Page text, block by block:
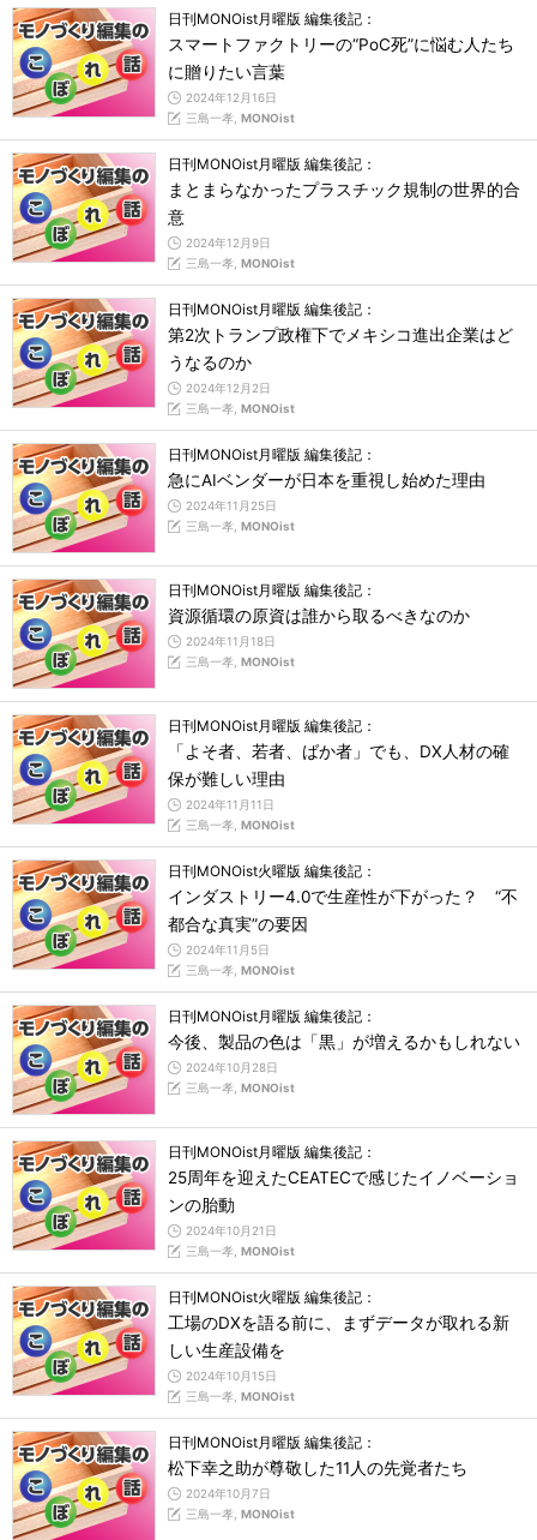
日刊MONOist月曜版 編集後記：
スマートファクトリーの“PoC死”に悩む人たち
に贈りたい言葉
2024年12月16日
三島一孝, MONOist
日刊MONOist月曜版 編集後記：
まとまらなかったプラスチック規制の世界的合
意
2024年12月9日
三島一孝, MONOist
日刊MONOist月曜版 編集後記：
第2次トランプ政権下でメキシコ進出企業はど
うなるのか
2024年12月2日
三島一孝, MONOist
日刊MONOist月曜版 編集後記：
急にAIベンダーが日本を重視し始めた理由
2024年11月25日
三島一孝, MONOist
日刊MONOist月曜版 編集後記：
資源循環の原資は誰から取るべきなのか
2024年11月18日
三島一孝, MONOist
日刊MONOist月曜版 編集後記：
「よそ者、若者、ばか者」でも、DX人材の確
保が難しい理由
2024年11月11日
三島一孝, MONOist
日刊MONOist火曜版 編集後記：
インダストリー4.0で生産性が下がった？ “不
都合な真実”の要因
2024年11月5日
三島一孝, MONOist
日刊MONOist月曜版 編集後記：
今後、製品の色は「黒」が増えるかもしれない
2024年10月28日
三島一孝, MONOist
日刊MONOist月曜版 編集後記：
25周年を迎えたCEATECで感じたイノベーショ
ンの胎動
2024年10月21日
三島一孝, MONOist
日刊MONOist火曜版 編集後記：
工場のDXを語る前に、まずデータが取れる新
しい生産設備を
2024年10月15日
三島一孝, MONOist
日刊MONOist月曜版 編集後記：
松下幸之助が尊敬した11人の先覚者たち
2024年10月7日
三島一孝, MONOist